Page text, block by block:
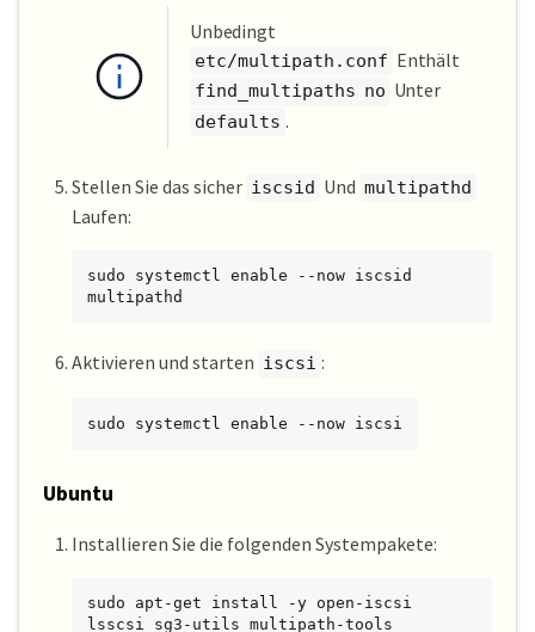
Unbedingt
etc/multipath.conf Enthält
find_multipaths no Unter
defaults .
Stellen Sie das sicher iscsid Und multipathd
Laufen:
sudo systemctl enable --now iscsid
multipathd
Aktivieren und starten iscsi :
sudo systemctl enable --now iscsi
Ubuntu
Installieren Sie die folgenden Systempakete:
sudo apt-get install -y open-iscsi
lsscsi sg3-utils multipath-tools